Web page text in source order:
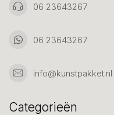
06 23643267
06 23643267
info@kunstpakket.nl
Categorieën